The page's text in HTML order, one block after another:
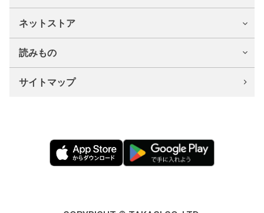
ネットストア
読みもの
サイトマップ